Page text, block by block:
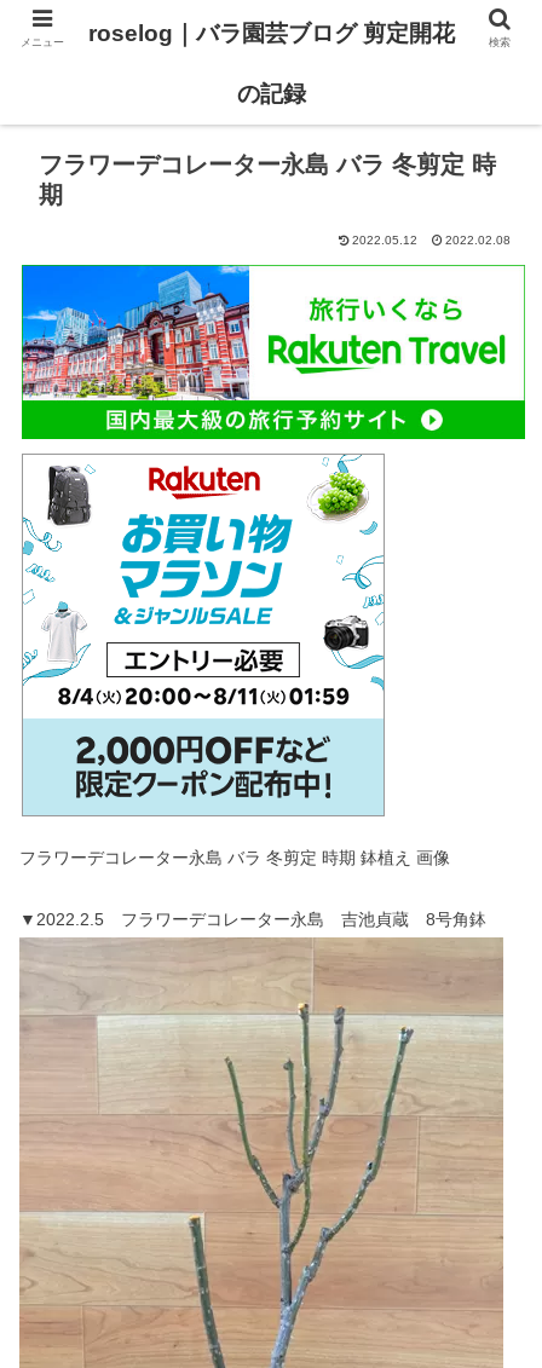
フラワーデコレーター永島 バラ 冬剪定 時
期
2022.05.12 2022.02.08
フラワーデコレーター永島 バラ 冬剪定 時期 鉢植え 画像
▼2022.2.5 フラワーデコレーター永島 吉池貞蔵 8号角鉢
メニュー roselog｜バラ園芸ブログ 剪定開花
の記録
検索